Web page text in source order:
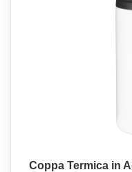
Coppa Termica in